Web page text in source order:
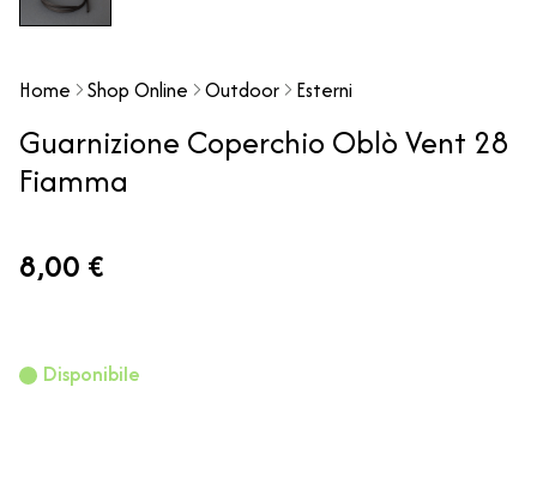
Home Shop Online Outdoor Esterni
Guarnizione Coperchio Oblò Vent 28
Fiamma
8,00 €
Disponibile